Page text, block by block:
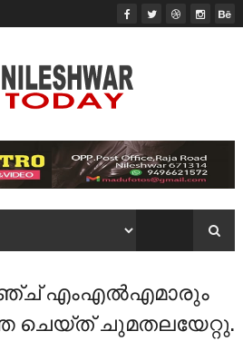
എംഎൽഎമാരും
ചെയ്ത് ചുമതലയേറ്റു.